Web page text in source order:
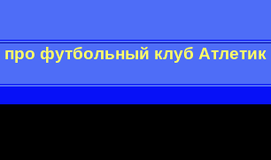
футбольный клуб